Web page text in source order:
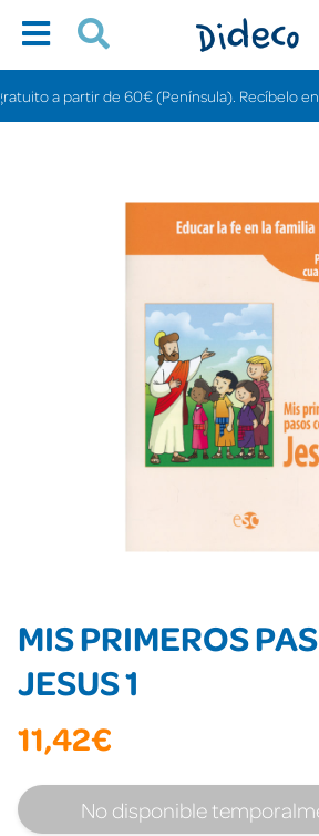
a partir de 60€ (Península). Recíbelo en
MIS PRIMEROS
JESUS 1
11,42€
No disponible